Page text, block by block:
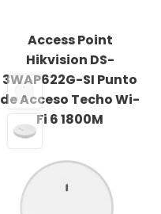
Access Point
Hikvision DS-
3WAP622G-SI Punto
de Acceso Techo Wi-
Fi 6 1800M